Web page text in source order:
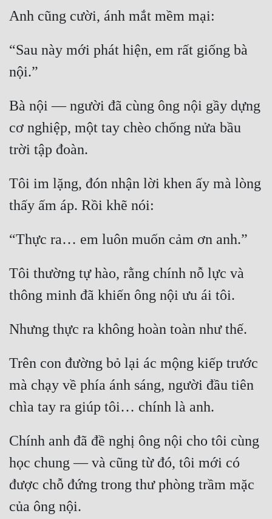
Đẹp
Đẹp Hiệp
Tính Cách Nhân Vật :
Cơ Trí
Sát Phạt Quyết Đoán
Vô Sỉ
Điềm Đạm
Anh cũng cười, ánh mắt mềm mại:
“Sau này mới phát hiện, em rất giống bà
nội.”
Bà nội — người đã cùng ông nội gầy dựng
cơ nghiệp, một tay chèo chống nửa bầu
trời tập đoàn.
Tôi im lặng, đón nhận lời khen ấy mà lòng
thấy ấm áp. Rồi khẽ nói:
“Thực ra… em luôn muốn cảm ơn anh.”
Tôi thường tự hào, rằng chính nỗ lực và
thông minh đã khiến ông nội ưu ái tôi.
Nhưng thực ra không hoàn toàn như thế.
Trên con đường bỏ lại ác mộng kiếp trước
mà chạy về phía ánh sáng, người đầu tiên
chìa tay ra giúp tôi… chính là anh.
Chính anh đã đề nghị ông nội cho tôi cùng
học chung — và cũng từ đó, tôi mới có
được chỗ đứng trong thư phòng trầm mặc
của ông nội.